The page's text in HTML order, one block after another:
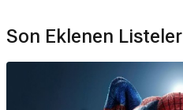
Son Eklenen Listeler